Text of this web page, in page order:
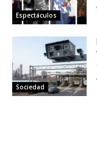
Espectáculos
Sociedad